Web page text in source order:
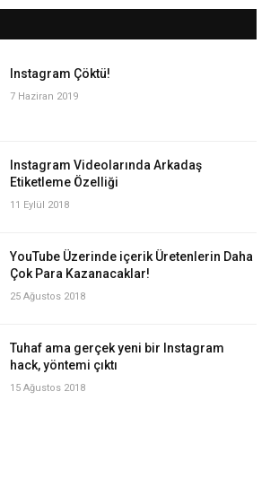
Instagram Çöktü!
7 Haziran 2019
Instagram Videolarında Arkadaş
Etiketleme Özelliği
11 Eylül 2018
YouTube Üzerinde içerik Üretenlerin Daha
Çok Para Kazanacaklar!
25 Ağustos 2018
Tuhaf ama gerçek yeni bir Instagram
hack, yöntemi çıktı
15 Ağustos 2018